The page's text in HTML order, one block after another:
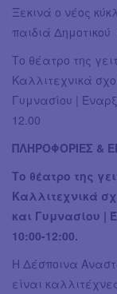
Ξεκινά ο νέος
παιδιά
Το θέατρο της
Καλλιτεχνικά
Γυμνασίου |
12.00
ΠΛΗΡΟΦΟΡΙΕΣ &
Το θέατρο της
Καλλιτεχνικά
και Γυμνασίου |
10:00-12:00.
Η Δέσποινα
είναι